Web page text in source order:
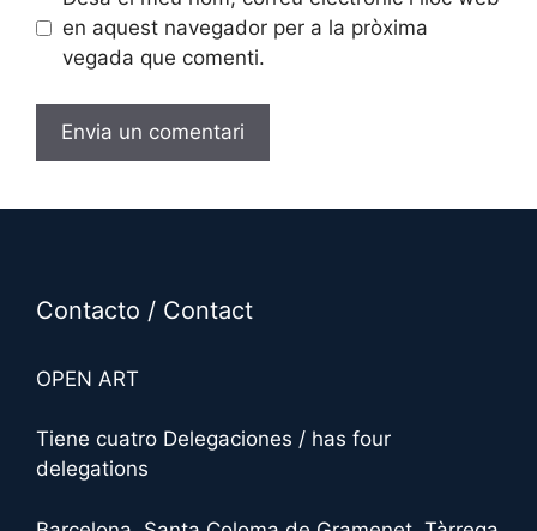
en aquest navegador per a la pròxima
vegada que comenti.
l
r
a
i
v
:
Contacto / Contact
OPEN ART
Tiene cuatro Delegaciones / has four
delegations